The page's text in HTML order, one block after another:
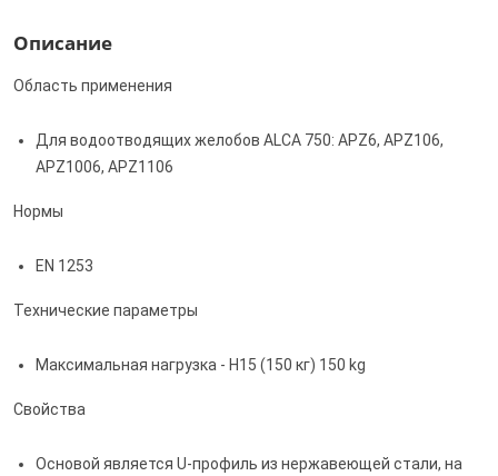
Описание
Область применения
Для водоотводящих желобов ALCA 750: APZ6, APZ106,
APZ1006, APZ1106
Нормы
EN 1253
Технические параметры
Максимальная нагрузка - H15 (150 кг) 150 kg
Свойства
Основой является U-профиль из нержавеющей стали, на